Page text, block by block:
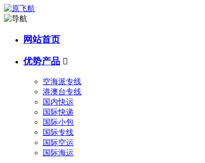
网站首页
优势产品 
空海派专线
港澳台专线
国内快运
国际快递
国际小包
国际专线
国际空运
国际海运